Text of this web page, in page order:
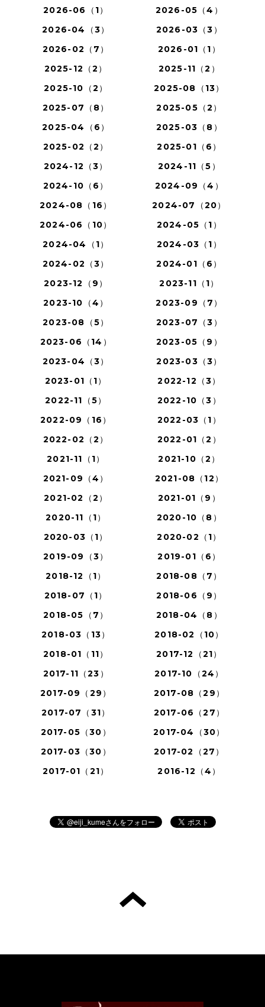
2026-06（1）
2026-05（4）
2026-04（3）
2026-03（3）
2026-02（7）
2026-01（1）
2025-12（2）
2025-11（2）
2025-10（2）
2025-08（13）
2025-07（8）
2025-05（2）
2025-04（6）
2025-03（8）
2025-02（2）
2025-01（6）
2024-12（3）
2024-11（5）
2024-10（6）
2024-09（4）
2024-08（16）
2024-07（20）
2024-06（10）
2024-05（1）
2024-04（1）
2024-03（1）
2024-02（3）
2024-01（6）
2023-12（9）
2023-11（1）
2023-10（4）
2023-09（7）
2023-08（5）
2023-07（3）
2023-06（14）
2023-05（9）
2023-04（3）
2023-03（3）
2023-01（1）
2022-12（3）
2022-11（5）
2022-10（3）
2022-09（16）
2022-03（1）
2022-02（2）
2022-01（2）
2021-11（1）
2021-10（2）
2021-09（4）
2021-08（12）
2021-02（2）
2021-01（9）
2020-11（1）
2020-10（8）
2020-03（1）
2020-02（1）
2019-09（3）
2019-01（6）
2018-12（1）
2018-08（7）
2018-07（1）
2018-06（9）
2018-05（7）
2018-04（8）
2018-03（13）
2018-02（10）
2018-01（11）
2017-12（21）
2017-11（23）
2017-10（24）
2017-09（29）
2017-08（29）
2017-07（31）
2017-06（27）
2017-05（30）
2017-04（30）
2017-03（30）
2017-02（27）
2017-01（21）
2016-12（4）